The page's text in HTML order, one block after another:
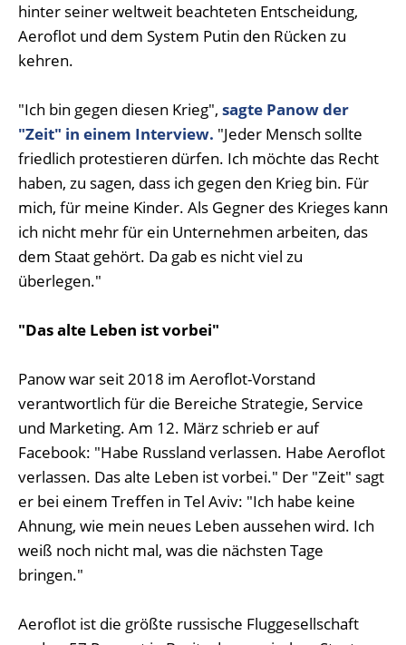
hinter seiner weltweit beachteten Entscheidung,
Aeroflot und dem System Putin den Rücken zu
kehren.
"Ich bin gegen diesen Krieg", sagte Panow der
"Zeit" in einem Interview. "Jeder Mensch sollte
friedlich protestieren dürfen. Ich möchte das Recht
haben, zu sagen, dass ich gegen den Krieg bin. Für
mich, für meine Kinder. Als Gegner des Krieges kann
ich nicht mehr für ein Unternehmen arbeiten, das
dem Staat gehört. Da gab es nicht viel zu
überlegen."
"Das alte Leben ist vorbei"
Panow war seit 2018 im Aeroflot-Vorstand
verantwortlich für die Bereiche Strategie, Service
und Marketing. Am 12. März schrieb er auf
Facebook: "Habe Russland verlassen. Habe Aeroflot
verlassen. Das alte Leben ist vorbei." Der "Zeit" sagt
er bei einem Treffen in Tel Aviv: "Ich habe keine
Ahnung, wie mein neues Leben aussehen wird. Ich
weiß noch nicht mal, was die nächsten Tage
bringen."
Aeroflot ist die größte russische Fluggesellschaft